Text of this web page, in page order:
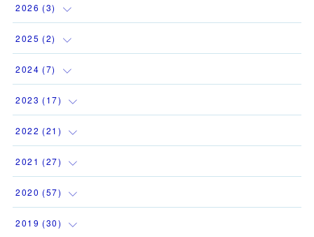
2026 (3)
(1
(1
(1)
2025 (2)
(1
(1)
2024 (7)
(1)
(1 )
(1)
(1)
2023 (17)
(1 )
(3)
(1)
( 2 )
2022 (21 )
(2)
(1)
(3)
2021 (27)
(1)
(2)
2020 (57)
(4)
2019 (30)